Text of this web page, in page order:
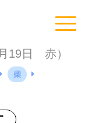
19日 赤）
柴